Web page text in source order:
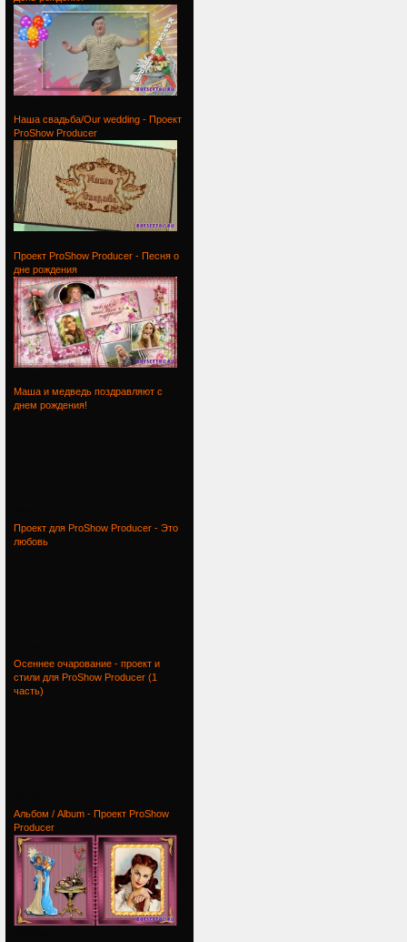
Наша свадьба/Our wedding - Проект
ProShow Producer
Проект ProShow Producer - Песня о
дне рождения
Маша и медведь поздравляют с
днем рождения!
Проект для ProShow Producer - Это
любовь
Осеннее очарование - проект и
стили для ProShow Producer (1
часть)
Альбом / Album - Проект ProShow
Producer